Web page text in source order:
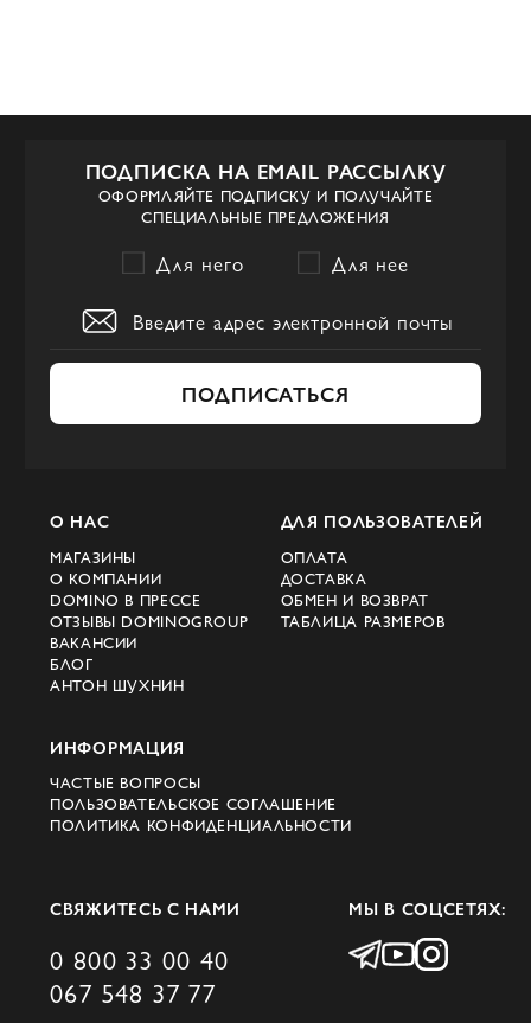
ПОДПИСКА НА EMAIL РАССЫЛКУ
ОФОРМЛЯЙТЕ ПОДПИСКУ И ПОЛУЧАЙТЕ
СПЕЦИАЛЬНЫЕ ПРЕДЛОЖЕНИЯ
Для него Для нее
ПОДПИСАТЬСЯ
О НАС
МАГАЗИНЫ
О КОМПАНИИ
DOMINO В ПРЕССЕ
ОТЗЫВЫ DOMINOGROUP
ВАКАНСИИ
БЛОГ
АНТОН ШУХНИН
ДЛЯ ПОЛЬЗОВАТЕЛЕЙ
ОПЛАТА
ДОСТАВКА
ОБМЕН И ВОЗВРАТ
ТАБЛИЦА РАЗМЕРОВ
ИНФОРМАЦИЯ
ЧАСТЫЕ ВОПРОСЫ
ПОЛЬЗОВАТЕЛЬСКОЕ СОГЛАШЕНИЕ
ПОЛИТИКА КОНФИДЕНЦИАЛЬНОСТИ
СВЯЖИТЕСЬ С НАМИ
0 800 33 00 40
067 548 37 77
МЫ В СОЦСЕТЯХ: